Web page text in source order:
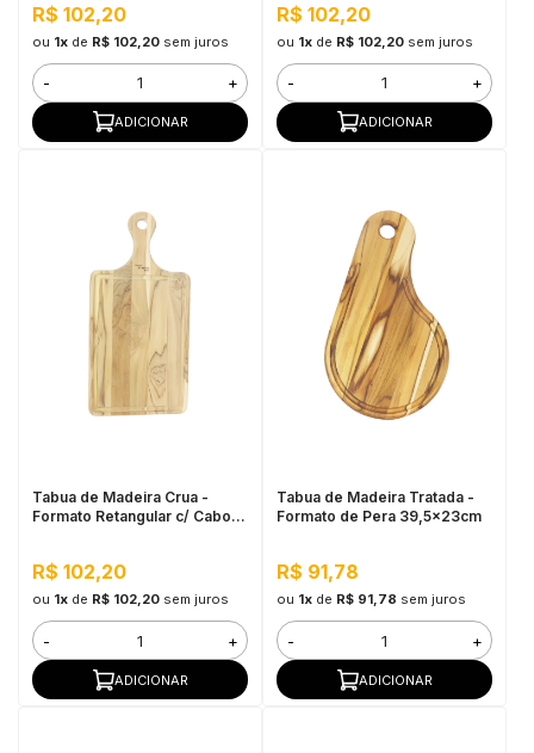
R$ 102,20
ou 1xde R$ 102,20 sem juros
- +
ADICIONAR
R$ 102,20
ou 1xde R$ 102,20 sem juros
- +
ADICIONAR
Tabua de Madeira Crua -
Formato Retangular c/ Cabo
R$ 102,20
ou 1xde R$ 102,20 sem juros
- +
ADICIONAR
Tabua de Madeira Tratada -
Formato de Pera 39,5x23cm
R$ 91,78
ou 1xde R$ 91,78 sem juros
- +
ADICIONAR